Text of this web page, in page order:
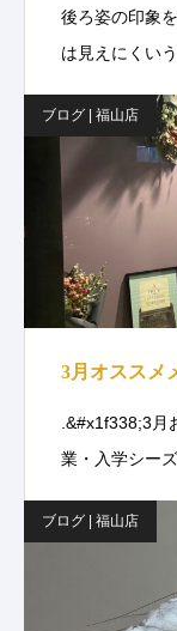
後ろ姿の印象
は見えにくい
ブログ | 福山店
3月オススメ
.&#x1f338;3月
業・入学シー
ブログ | 福山店